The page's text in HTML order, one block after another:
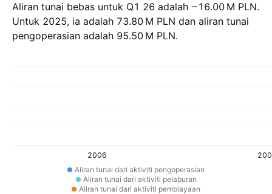
Aliran tunai bebas untuk Q1 26 adalah ‪−16.00 M‬ PLN.
Untuk 2025, ia adalah ‪73.80 M‬ PLN dan aliran tunai
pengoperasian adalah ‪95.50 M‬ PLN.
2006
Aliran tunai dari aktiviti pengoperasian
Aliran tunai dari aktiviti pelaburan
Aliran tunai dari aktiviti pembiayaan